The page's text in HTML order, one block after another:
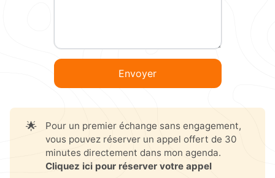
Envoyer
🌟
Pour un premier échange sans engagement,
vous pouvez réserver un appel offert de 30
minutes directement dans mon agenda.
Cliquez ici pour réserver votre appel